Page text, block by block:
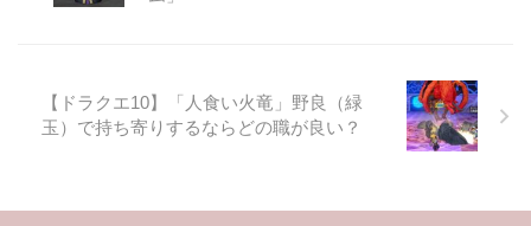
【ドラクエ10】「人食い火竜」野良（緑
玉）で持ち寄りするならどの職が良い？